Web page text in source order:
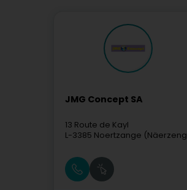
JMG Concept SA
13 Route de Kayl
L-3385 Noertzange